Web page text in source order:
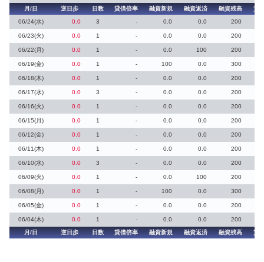
月/日
逆日歩 日数 貸借倍率 融資新規 融資返済 融資残高
貸
06/24(水)
0.0 3 - 0.0 0.0 200
06/23(火) 0.0 1 - 0.0 0.0 200
06/22(月) 0.0 1 - 0.0 100 200
06/19(金) 0.0 1 - 100 0.0 300
06/18(木) 0.0 1 - 0.0 0.0 200
06/17(水) 0.0 3 - 0.0 0.0 200
06/16(火) 0.0 1 - 0.0 0.0 200
06/15(月) 0.0 1 - 0.0 0.0 200
06/12(金) 0.0 1 - 0.0 0.0 200
06/11(木) 0.0 1 - 0.0 0.0 200
06/10(水) 0.0 3 - 0.0 0.0 200
06/09(火) 0.0 1 - 0.0 100 200
06/08(月) 0.0 1 - 100 0.0 300
06/05(金) 0.0 1 - 0.0 0.0 200
06/04(木) 0.0 1 - 0.0 0.0
200
月/日
逆日歩 日数 貸借倍率 融資新規 融資返済 融資残高 貸